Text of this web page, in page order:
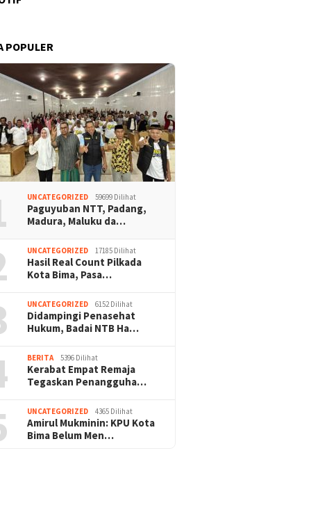
POPULER
UNCATEGORIZED 59699 Dilihat
Paguyuban NTT, Padang,
Madura, Maluku da…
UNCATEGORIZED 17185 Dilihat
Hasil Real Count Pilkada
Kota Bima, Pasa…
UNCATEGORIZED 6152 Dilihat
Didampingi Penasehat
Hukum, Badai NTB Ha…
BERITA 5396 Dilihat
Kerabat Empat Remaja
Tegaskan Penangguha…
UNCATEGORIZED 4365 Dilihat
Amirul Mukminin: KPU Kota
Bima Belum Men…